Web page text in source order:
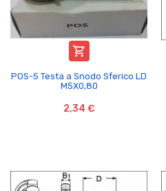

POS-5 Testa a Snodo Sferico LD
M5X0,80
2,34 €